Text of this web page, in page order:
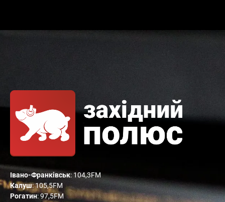
Івано-Франківськ: 104,3FM
Калуш: 105,5FM
Рогатин: 97,5FM